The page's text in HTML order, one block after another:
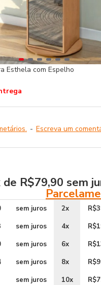
Esthela com Espelho
- Escreva um
de R$79,90 sem
sem juros 2x
sem juros 4x
sem juros 6x
sem juros 8x
sem juros 10x